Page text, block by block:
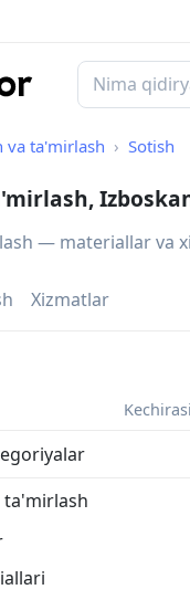
va ta'mirlash Sotish
— materiallar va
Xizmatlar
ta'mirlash